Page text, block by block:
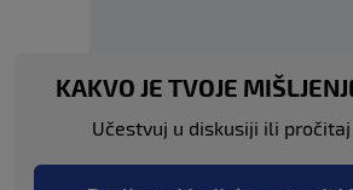
KAKVO JE TVOJE
Učestvuj u diskusiji ili